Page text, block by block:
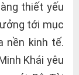
thiết yếu
tới mục
nền kinh tế.
Khái yêu